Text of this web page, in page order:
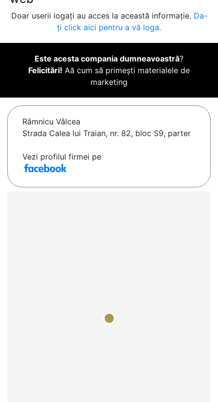
Doar userii logați au acces la această informație. Da-
ți click aici pentru a vă loga.
Este acesta compania dumneavoastră?
Felicitări! Aă cum să primești materialele de
marketing
Râmnicu Vâlcea
Strada Calea lui Traian, nr. 82, bloc S9, parter
Vezi profilul firmei pe